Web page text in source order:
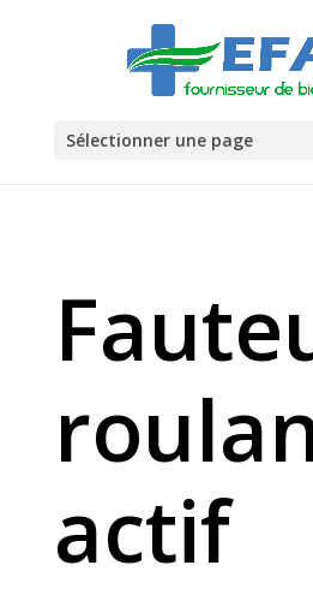
Sélectionner une page
actif